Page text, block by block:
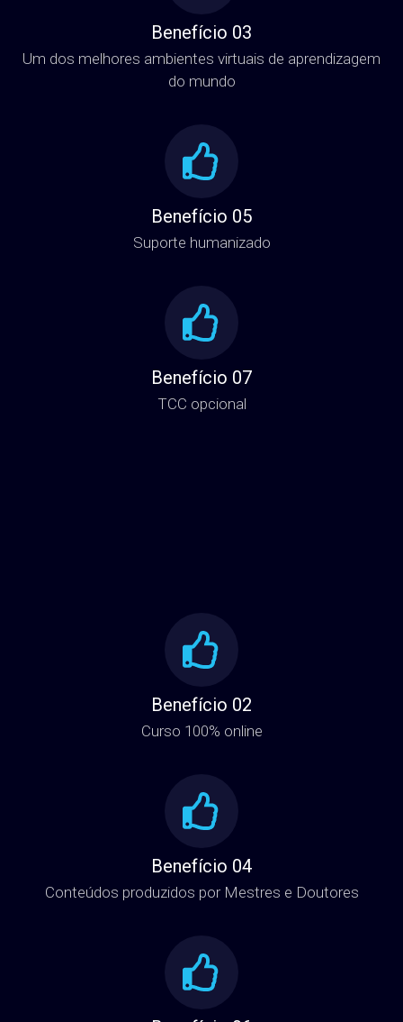
Benefício 03
Um dos melhores ambientes virtuais de aprendizagem
do mundo
Benefício 05
Suporte humanizado
Benefício 07
TCC opcional
Benefício 02
Curso 100% online
Benefício 04
Conteúdos produzidos por Mestres e Doutores